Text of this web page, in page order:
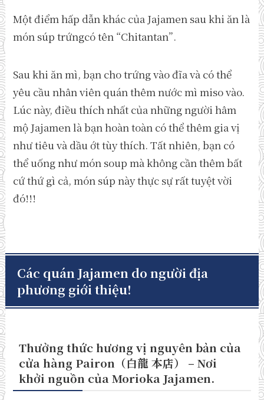
Một điểm hấp dẫn khác của Jajamen sau khi ăn là
món súp trứngcó tên “Chitantan”.
Sau khi ăn mì, bạn cho trứng vào đĩa và có thể
yêu cầu nhân viên quán thêm nước mì miso vào.
Lúc này, điều thích nhất của những người hâm
mộ Jajamen là bạn hoàn toàn có thể thêm gia vị
như tiêu và dầu ớt tùy thích. Tất nhiên, bạn có
thể uống như món soup mà không cần thêm bất
cứ thứ gì cả, món súp này thực sự rất tuyệt vời
đó!!!
Các quán Jajamen do người địa
phương giới thiệu!
Thưởng thức hương vị nguyên bản của
cửa hàng Pairon（白龍 本店） – Nơi
khởi nguồn của Morioka Jajamen.